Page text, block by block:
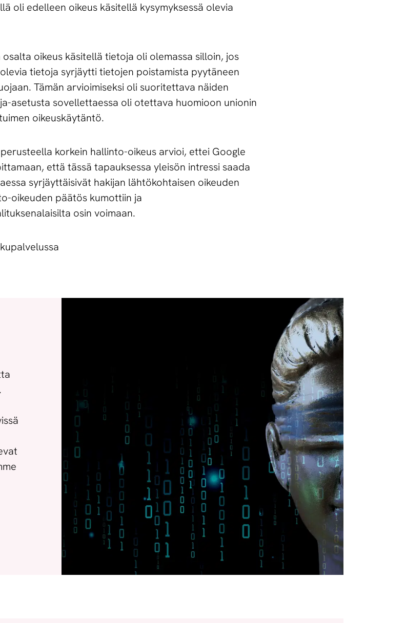
oli edelleen oikeus käsitellä kysymyksessä olevia
oikeus käsitellä tietoja oli olemassa silloin, jos
tietoja syrjäytti tietojen poistamista pyytäneen
Tämän arvioimiseksi oli suoritettava näiden
asetusta sovellettaessa oli otettava huomioon unionin
oikeuskäytäntö.
korkein hallinto-oikeus arvioi, ettei Google
että tässä tapauksessa yleisön intressi saada
syrjäyttäisivät hakijan lähtökohtaisen oikeuden
oikeuden päätös kumottiin ja
osin voimaan.